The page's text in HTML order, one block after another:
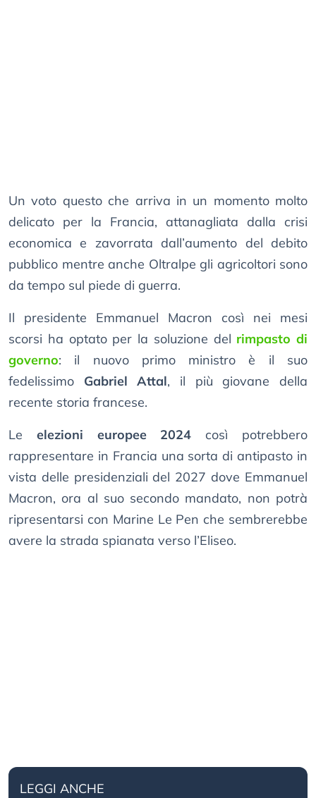
Un voto questo che arriva in un momento molto
delicato per la Francia, attanagliata dalla crisi
economica e zavorrata dall’aumento del debito
pubblico mentre anche Oltralpe gli agricoltori sono
da tempo sul piede di guerra.
Il presidente Emmanuel Macron così nei mesi
scorsi ha optato per la soluzione del rimpasto di
governo: il nuovo primo ministro è il suo
fedelissimo Gabriel Attal, il più giovane della
recente storia francese.
Le elezioni europee 2024 così potrebbero
rappresentare in Francia una sorta di antipasto in
vista delle presidenziali del 2027 dove Emmanuel
Macron, ora al suo secondo mandato, non potrà
ripresentarsi con Marine Le Pen che sembrerebbe
avere la strada spianata verso l’Eliseo.
LEGGI ANCHE